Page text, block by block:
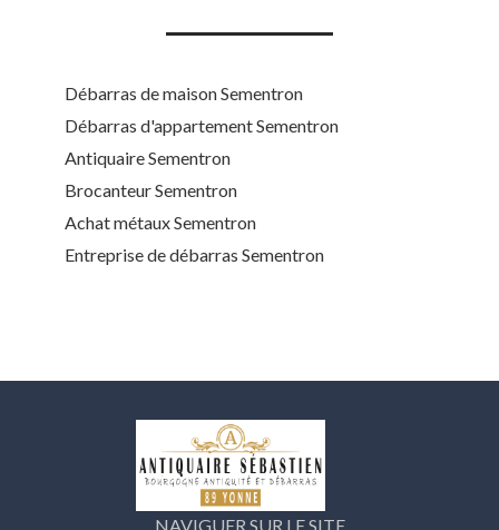
Débarras de maison Sementron
Débarras d'appartement Sementron
Antiquaire Sementron
Brocanteur Sementron
Achat métaux Sementron
Entreprise de débarras Sementron
NAVIGUER SUR LE SITE